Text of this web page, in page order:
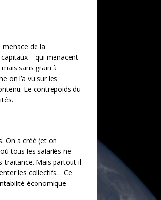
de la
– qui menacent
sans grain à
on l’a vu sur les
Le contrepoids du
On a créé (et on
tous les salariés ne
traitance. Mais partout il
les collectifs… Ce
économique